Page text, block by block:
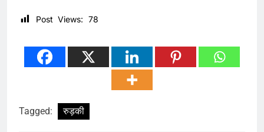
Post Views: 78
Tagged: रुड़की